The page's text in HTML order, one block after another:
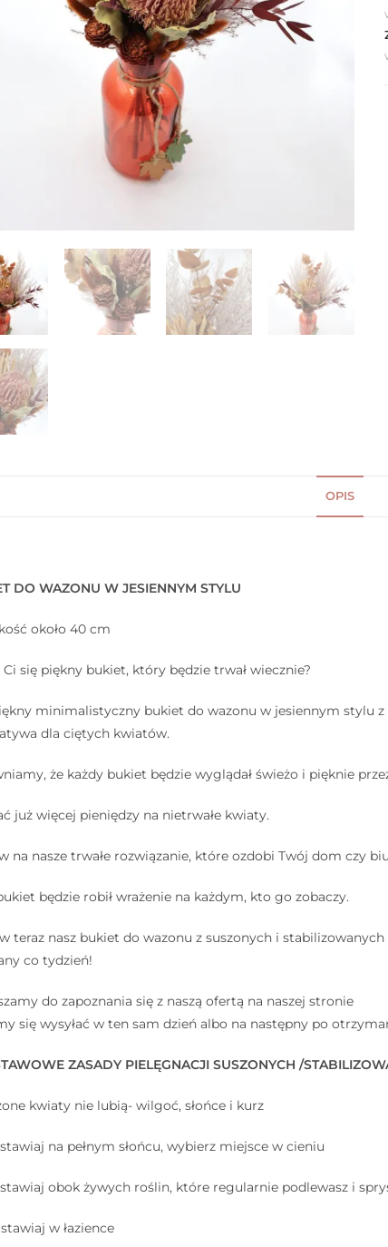
OPIS
DO WAZONU W JESIENNYM STYLU
około 40 cm
Ci się piękny bukiet, który będzie trwał wiecznie?
minimalistyczny bukiet do wazonu w jesiennym stylu
dla ciętych kwiatów.
że każdy bukiet będzie wyglądał świeżo i pięknie
już więcej pieniędzy na nietrwałe kwiaty.
na nasze trwałe rozwiązanie, które ozdobi Twój dom czy
będzie robił wrażenie na każdym, kto go zobaczy.
teraz nasz bukiet do wazonu z suszonych i
co tydzień!
do zapoznania się z naszą ofertą na naszej stronie
się wysyłać w ten sam dzień albo na następny po
ZASADY PIELĘGNACJI SUSZONYCH /
kwiaty nie lubią- wilgoć, słońce i kurz
na pełnym słońcu, wybierz miejsce w cieniu
obok żywych roślin, które regularnie podlewasz i
w łazience